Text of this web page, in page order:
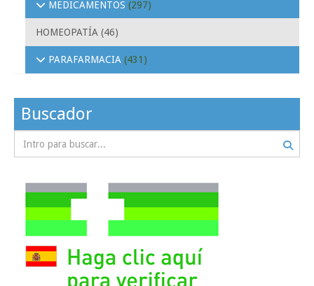
MEDICAMENTOS (297)
HOMEOPATÍA (46)
PARAFARMACIA (431)
Buscador